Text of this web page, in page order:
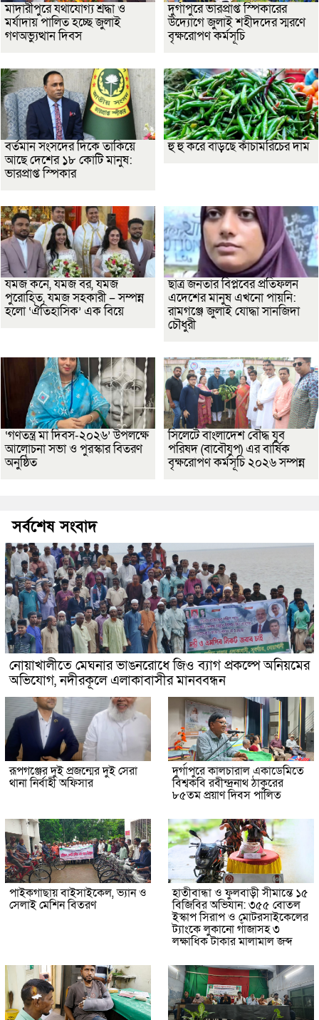
মাদারীপুরে যথাযোগ্য শ্রদ্ধা ও
মর্যাদায় পালিত হচ্ছে জুলাই
গণঅভ্যুত্থান দিবস
দুর্গাপুরে ভারপ্রাপ্ত স্পিকারের
উদ্যোগে জুলাই শহীদদের স্মরণে
বৃক্ষরোপণ কর্মসূচি
বর্তমান সংসদের দিকে তাকিয়ে
আছে দেশের ১৮ কোটি মানুষ:
ভারপ্রাপ্ত স্পিকার
হু হু করে বাড়ছে কাঁচামরিচের দাম
যমজ কনে, যমজ বর, যমজ
পুরোহিত, যমজ সহকারী – সম্পন্ন
হলো ‘ঐতিহাসিক’ এক বিয়ে
ছাত্র জনতার বিপ্লবের প্রতিফলন
এদেশের মানুষ এখনো পায়নি:
রামগঞ্জে জুলাই যোদ্ধা সানজিদা
চৌধুরী
‘গণতন্ত্র মা দিবস-২০২৬’ উপলক্ষে
আলোচনা সভা ও পুরস্কার বিতরণ
অনুষ্ঠিত
সিলেটে বাংলাদেশ বৌদ্ধ যুব
পরিষদ (বাবৌযুপ) এর বার্ষিক
বৃক্ষরোপণ কর্মসূচি ২০২৬ সম্পন্ন
সর্বশেষ সংবাদ
নোয়াখালীতে মেঘনার ভাঙনরোধে জিও ব্যাগ প্রকল্পে অনিয়মের
অভিযোগ, নদীরকূলে এলাকাবাসীর মানববন্ধন
রূপগঞ্জের দুই প্রজন্মের দুই সেরা
থানা নির্বাহী অফিসার
দুর্গাপুরে কালচারাল একাডেমিতে
বিশ্বকবি রবীন্দ্রনাথ ঠাকুরের
৮৫তম প্রয়াণ দিবস পালিত
পাইকগাছায় বাইসাইকেল, ভ্যান ও
সেলাই মেশিন বিতরণ
হাতীবান্ধা ও ফুলবাড়ী সীমান্তে ১৫
বিজিবির অভিযান: ৩৫৫ বোতল
ইস্কাপ সিরাপ ও মোটরসাইকেলের
ট্যাংকে লুকানো গাঁজাসহ ৩
লক্ষাধিক টাকার মালামাল জব্দ